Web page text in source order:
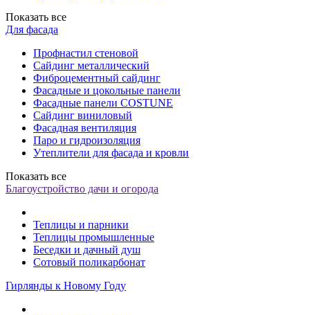
Показать все
Для фасада
Профнастил стеновой
Сайдинг металлический
Фиброцементный сайдинг
Фасадные и цокольные панели
Фасадные панели COSTUNE
Сайдинг виниловый
Фасадная вентиляция
Паро и гидроизоляция
Утеплители для фасада и кровли
Показать все
Благоустройство дачи и огорода
Теплицы и парники
Теплицы промышленные
Беседки и дачный душ
Сотовый поликарбонат
Гирлянды к Новому Году